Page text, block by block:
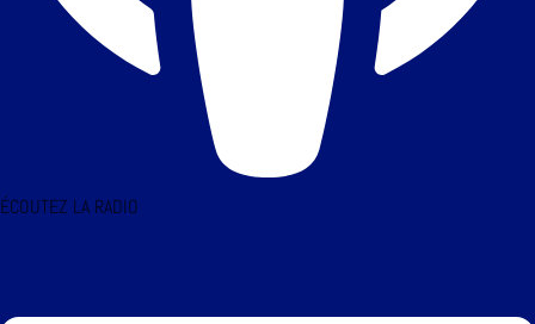
ÉCOUTEZ LA RADIO